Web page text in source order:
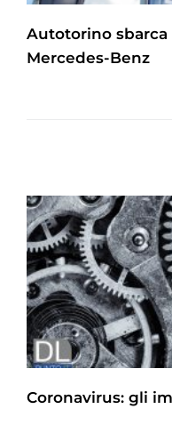
Autotorino sbarca
Mercedes-Benz
Coronavirus: gli